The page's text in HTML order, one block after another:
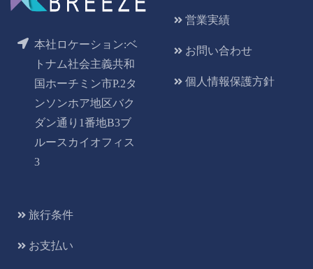
本社ロケーション:ベ
トナム社会主義共和
国ホーチミン市P.2タ
ンソンホア地区バク
ダン通り1番地B3ブ
ルースカイオフィス
3
営業実績
お問い合わせ
個人情報保護方針
旅行条件
お支払い